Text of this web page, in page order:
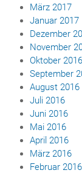
März 2017
Januar 2017
Dezember
November
Oktober 2016
September
August 2016
Juli 2016
Juni 2016
Mai 2016
April 2016
März 2016
Februar 2016